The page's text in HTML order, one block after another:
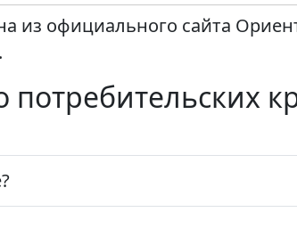
из официального сайта